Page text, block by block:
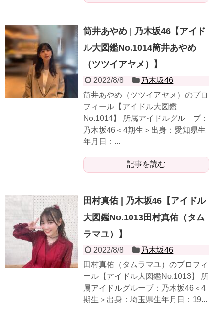
筒井あやめ | 乃木坂46【アイド
ル大図鑑No.1014筒井あやめ
（ツツイアヤメ）】
2022/8/8
乃木坂46
筒井あやめ（ツツイアヤメ）のプロ
フィール【アイドル大図鑑
No.1014】 所属アイドルグループ：
乃木坂46＜4期生＞出身：愛知県生
年月日：...
記事を読む
田村真佑 | 乃木坂46【アイドル
大図鑑No.1013田村真佑（タム
ラマユ）】
2022/8/8
乃木坂46
田村真佑（タムラマユ）のプロフィ
ール【アイドル大図鑑No.1013】 所
属アイドルグループ：乃木坂46＜4
期生＞出身：埼玉県生年月日：19...